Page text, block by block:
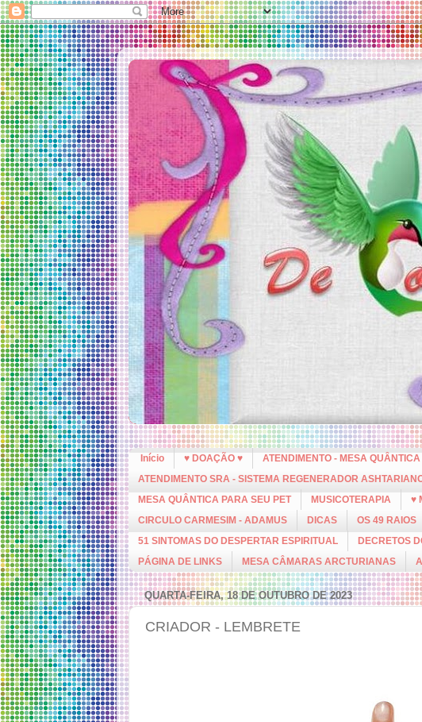
Início ♥ DOAÇÃO ♥ ATENDIMENTO - MESA
ATENDIMENTO SRA - SISTEMA REGENERADOR
MESA QUÂNTICA PARA SEU PET
MUSICOTERAPIA ♥
CIRCULO CARMESIM - ADAMUS
DICAS OS 49 RAIOS
51 SINTOMAS DO DESPERTAR ESPIRITUAL
DECRETOS
PÁGINA DE LINKS
MESA CÂMARAS ARCTURIANAS
QUARTA-FEIRA, 18 DE OUTUBRO DE 2023
CRIADOR - LEMBRETE